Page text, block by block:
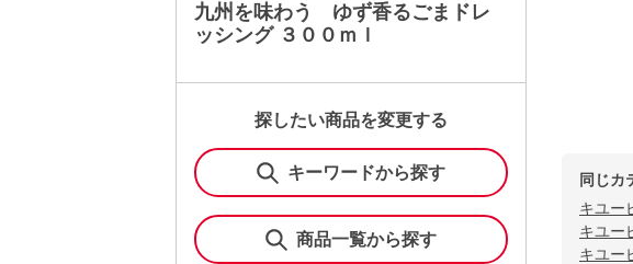
九州を味わう ゆず香るごまドレ
ッシング ３００ｍｌ
探したい商品を変更する
キーワードから探す
商品一覧から探す
同じカ
キユー
キユー
キユー